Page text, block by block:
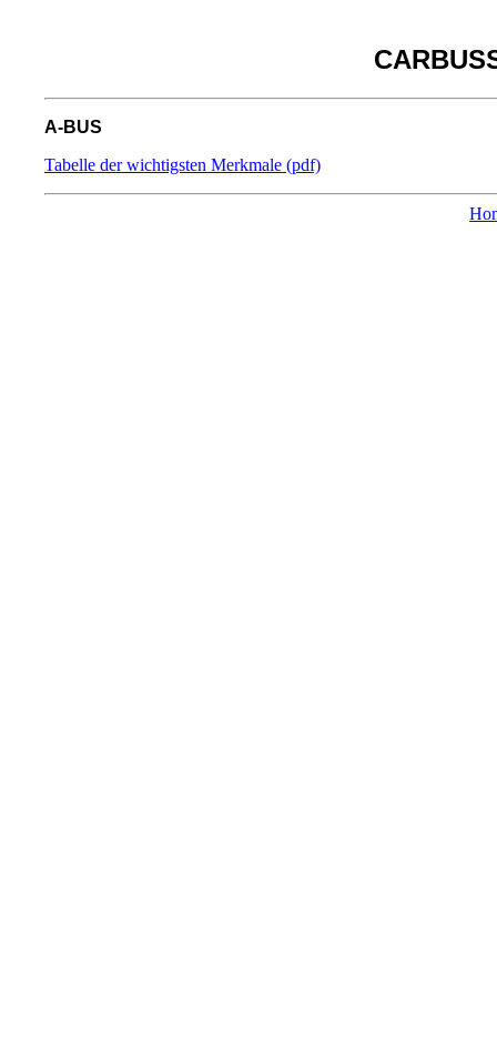
A-BUS
Tabelle der wichtigsten Merkmale (pdf)